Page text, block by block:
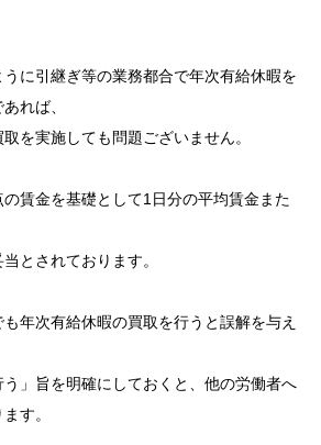
に引継ぎ等の業務都合で年次有給休暇を
れば、
を実施しても問題ございません。
賃金を基礎として1日分の平均賃金また
とされております。
年次有給休暇の買取を行うと誤解を与え
う」旨を明確にしておくと、他の労働者へ
す。